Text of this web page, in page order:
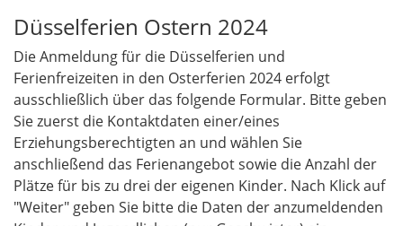
Düsselferien Ostern 2024
Die Anmeldung für die Düsselferien und
Ferienfreizeiten in den Osterferien 2024 erfolgt
ausschließlich über das folgende Formular. Bitte geben
Sie zuerst die Kontaktdaten einer/eines
Erziehungsberechtigten an und wählen Sie
anschließend das Ferienangebot sowie die Anzahl der
Plätze für bis zu drei der eigenen Kinder. Nach Klick auf
"Weiter" geben Sie bitte die Daten der anzumeldenden